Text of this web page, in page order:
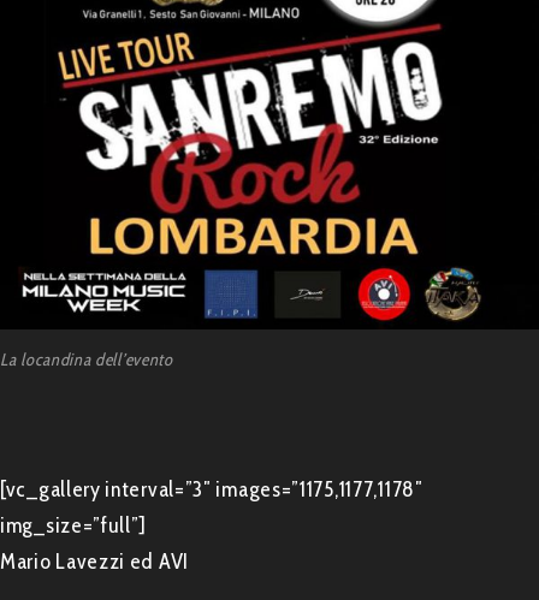
La locandina dell’evento
[vc_gallery interval=”3″ images=”1175,1177,1178″
img_size=”full”]
Mario Lavezzi ed AVI